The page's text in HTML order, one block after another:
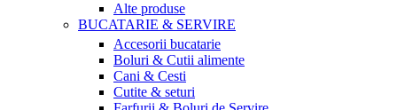
Alte produse
BUCATARIE & SERVIRE
Accesorii bucatarie
Boluri & Cutii alimente
Cani & Cesti
Cutite & seturi